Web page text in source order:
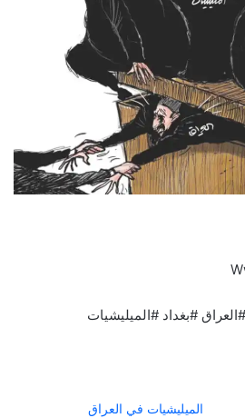
#بغداد #الميليشيات
الميليشيات في العراق